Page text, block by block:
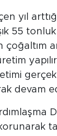
yıl
55
devam